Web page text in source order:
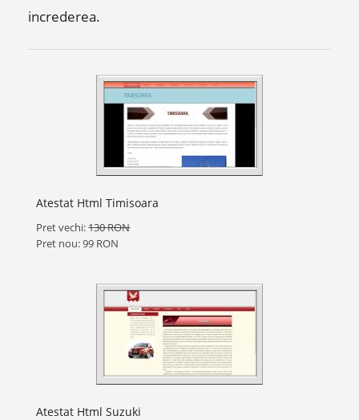
increderea.
Atestat Html Timisoara
Pret vechi:130 RON
Pret nou: 99 RON
Atestat Html Suzuki